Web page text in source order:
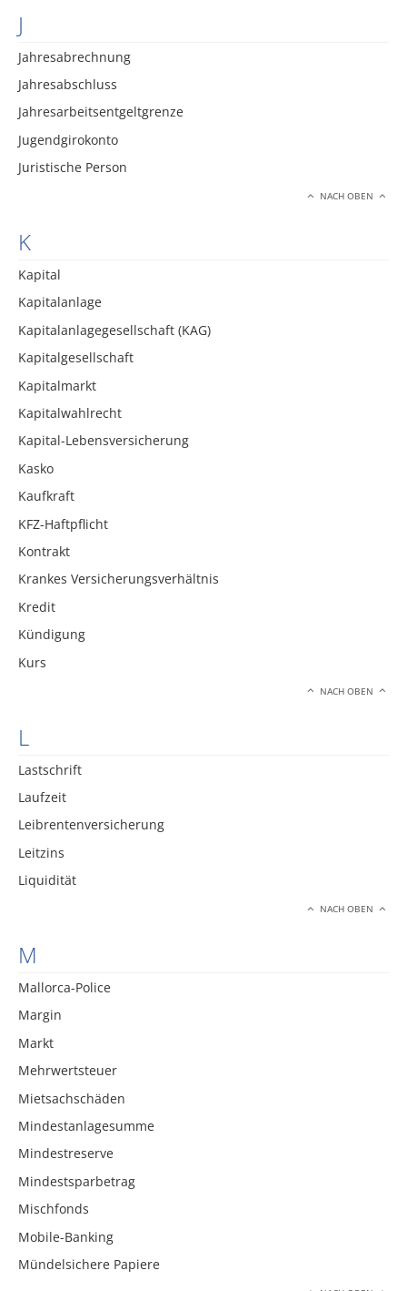
J
Jahresabrechnung
Jahresabschluss
Jahresarbeitsentgeltgrenze
Jugendgirokonto
Juristische Person
NACH OBEN
K
Kapital
Kapitalanlage
Kapitalanlagegesellschaft (KAG)
Kapitalgesellschaft
Kapitalmarkt
Kapitalwahlrecht
Kapital-Lebensversicherung
Kasko
Kaufkraft
KFZ-Haftpflicht
Kontrakt
Krankes Versicherungsverhältnis
Kredit
Kündigung
Kurs
NACH OBEN
L
Lastschrift
Laufzeit
Leibrentenversicherung
Leitzins
Liquidität
NACH OBEN
M
Mallorca-Police
Margin
Markt
Mehrwertsteuer
Mietsachschäden
Mindestanlagesumme
Mindestreserve
Mindestsparbetrag
Mischfonds
Mobile-Banking
Mündelsichere Papiere